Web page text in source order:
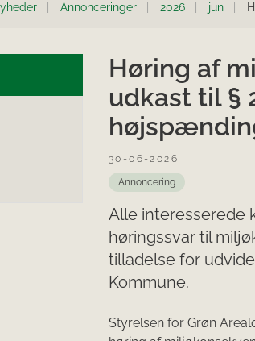
Annonceringer 2026 jun
Høring af
udkast til §
30-06-2026
Annoncering
Alle interesserede
høringssvar til
tilladelse for
Kommune.
Styrelsen for Grøn